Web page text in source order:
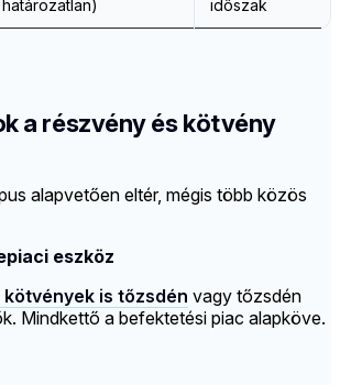
határozatlan)
időszak
a részvény és kötvény
alapvetően eltér, mégis több közös
eszköz
is tőzsdén vagy tőzsdén
Mindkettő a befektetési piac alapköve.